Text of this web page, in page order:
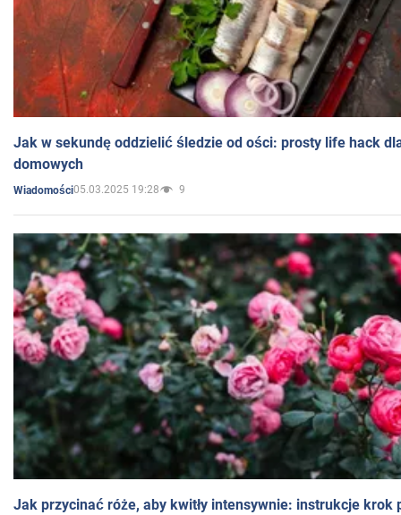
Jak w sekundę oddzielić śledzie od ości: prosty life hack
domowych
Wiadomości05.03.2025 19:28 9
Jak przycinać róże, aby kwitły intensywnie: instrukcje krok